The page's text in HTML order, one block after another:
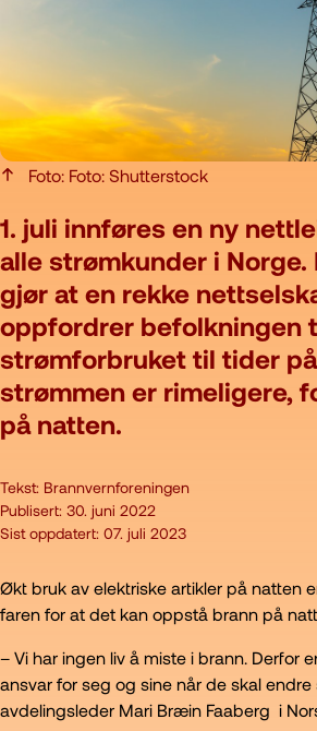
Foto: Foto: Shutterstock
1. juli innføres en ny
alle strømkunder i Norge.
gjør at en rekke
oppfordrer befolkningen
strømforbruket til tider
strømmen er rimeligere,
på natten.
Tekst: Brannvernforeningen
Publisert: 30. juni 2022
Sist oppdatert: 07. juli 2023
Økt bruk av elektriske artikler på natten
faren for at det kan oppstå brann på
– Vi har ingen liv å miste i brann. Derfor
ansvar for seg og sine når de skal endre
avdelingsleder Mari Bræin Faaberg i